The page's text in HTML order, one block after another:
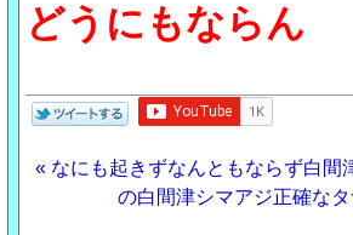
どうにもならん
« なにも起きずなんともならず白間
の白間津シマアジ正確な